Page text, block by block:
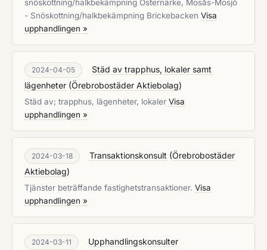
snöskottning/halkbekämpning Östernärke, Mosås-Mosjö
- Snöskottning/halkbekämpning Brickebacken Visa
upphandlingen »
2024-04-05
Städ av trapphus, lokaler samt
lägenheter (Örebrobostäder Aktiebolag)
Städ av; trapphus, lägenheter, lokaler Visa
upphandlingen »
2024-03-18 Transaktionskonsult (Örebrobostäder
Aktiebolag)
Tjänster beträffande fastighetstransaktioner. Visa
upphandlingen »
2024-03-11
Upphandlingskonsulter